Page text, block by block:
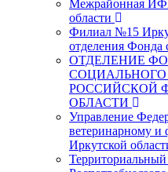
Межрайонная
области
Филиал №15
отделения Фонда
ОТДЕЛЕНИЕ
РОССИЙСКОЙ
ОБЛАСТИ
Управление
ветеринарному и
Иркутской